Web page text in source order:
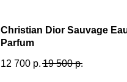
Christian Dior Sauvage
Parfum
12 700 р. 19 500 р.